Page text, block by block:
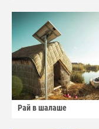
Рай в шалаше